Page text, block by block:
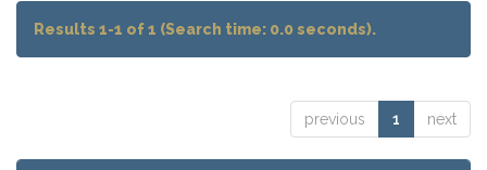
Results 1-1 of 1 (Search time: 0.0 seconds).
previous 1 next